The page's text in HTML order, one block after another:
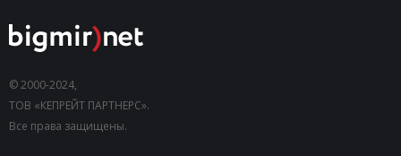
© 2000-2024,
ТОВ «КЕПРЕЙТ ПАРТНЕРС».
Все права защищены.